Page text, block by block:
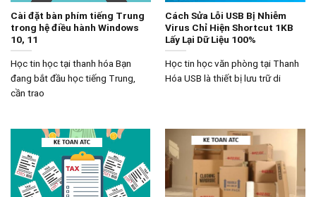
Cài đặt bàn phím tiếng Trung
trong hệ điều hành Windows
10, 11
Học tin học tại thanh hóa Bạn
đang bắt đầu học tiếng Trung,
cần trao
Cách Sửa Lỗi USB Bị Nhiễm
Virus Chỉ Hiện Shortcut 1KB
Lấy Lại Dữ Liệu 100%
Học tin học văn phòng tại Thanh
Hóa USB là thiết bị lưu trữ di